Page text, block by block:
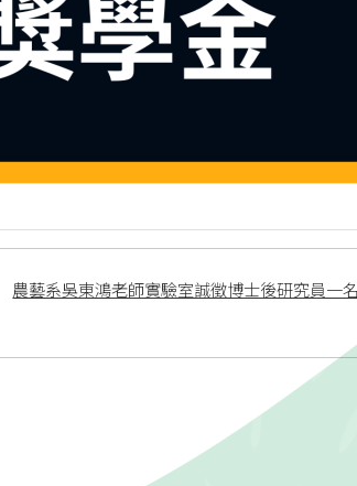
農藝系吳東鴻老師實驗室誠徵博士後研究員一